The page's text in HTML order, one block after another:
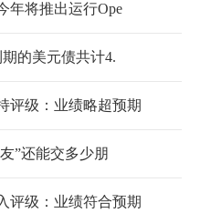
年将推出运行Ope
的美元债共计4.
评级：业绩略超预期
”还能交多少朋
评级：业绩符合预期